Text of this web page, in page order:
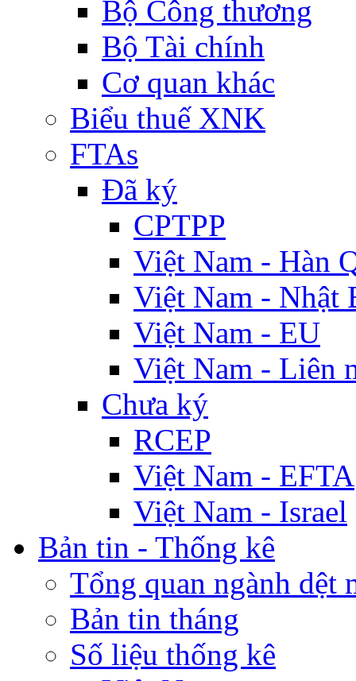
Bộ Công thương
Bộ Tài chính
Cơ quan khác
Biểu thuế XNK
FTAs
Đã ký
CPTPP
Việt Nam - Hàn
Việt Nam - Nhật
Việt Nam - EU
Việt Nam - Liên
Chưa ký
RCEP
Việt Nam - EFTA
Việt Nam - Israel
Bản tin - Thống kê
Tổng quan ngành dệt
Bản tin tháng
Số liệu thống kê